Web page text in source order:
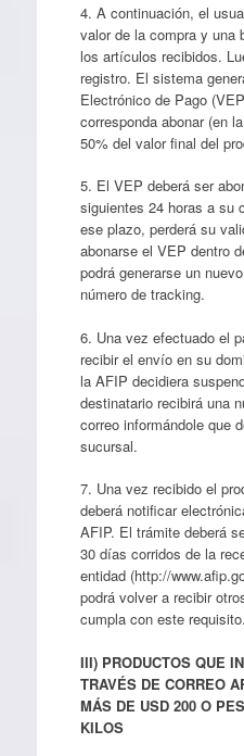
4. A continuación, el
valor de la compra y una
los artículos recibidos.
registro. El sistema
Electrónico de Pago
corresponda abonar (en
50% del valor final del
5. El VEP deberá ser
siguientes 24 horas a su
ese plazo, perderá su
abonarse el VEP dentro
podrá generarse un
número de tracking.
6. Una vez efectuado el
recibir el envío en su
la AFIP decidiera
destinatario recibirá una
correo informándole que
sucursal.
7. Una vez recibido el
deberá notificar
AFIP. El trámite deberá
30 días corridos de la
entidad (http://
podrá volver a recibir
cumpla con este requisito.
III) PRODUCTOS QUE
TRAVÉS DE CORREO
MÁS DE USD 200 O
KILOS